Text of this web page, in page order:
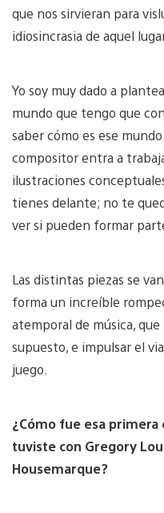
que nos sirvieran para
idiosincrasia de aquel
Yo soy muy dado a
mundo que tengo que
saber cómo es ese
compositor entra a
ilustraciones
tienes delante; no te
ver si pueden formar
Las distintas piezas se
forma un increíble
atemporal de música,
supuesto, e impulsar el
juego.
¿Cómo fue esa
tuviste con Gregory
Housemarque?